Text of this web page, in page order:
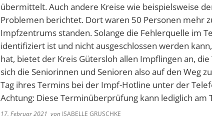
übermittelt. Auch andere Kreise wie beispielsweise
Problemen berichtet. Dort waren 50 Personen mehr
Impfzentrums standen. Solange die Fehlerquelle im
identifiziert ist und nicht ausgeschlossen werden
hat, bietet der Kreis Gütersloh allen Impflingen an,
sich die Seniorinnen und Senioren also auf den Weg
Tag ihres Termins bei der Impf-Hotline unter der
Achtung: Diese Terminüberprüfung kann lediglich
17. Februar 2021 von ISABELLE GRUSCHKE